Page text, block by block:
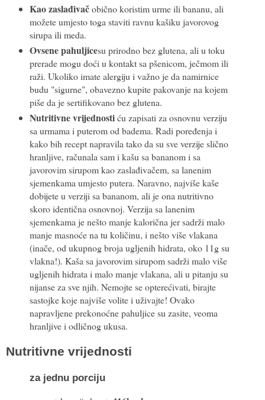
Kao zaslađivačobično koristim urme ili bananu, ali
možete umjesto toga staviti ravnu kašiku javorovog
sirupa ili meda.
Ovsene pahuljicesu prirodno bez glutena, ali u toku
prerade mogu doći u kontakt sa pšenicom, ječmom ili
raži. Ukoliko imate alergiju i važno je da namirnice
budu "sigurne", obavezno kupite pakovanje na kojem
piše da je sertifikovano bez glutena.
Nutritivne vrijednostiću zapisati za osnovnu verziju
sa urmama i puterom od badema. Radi poređenja i
kako bih recept napravila tako da su sve verzije slično
hranljive, računala sam i kašu sa bananom i sa
javorovim sirupom kao zaslađivačem, sa lanenim
sjemenkama umjesto putera. Naravno, najviše kaše
dobijete u verziji sa bananom, ali je ona nutritivno
skoro identična osnovnoj. Verzija sa lanenim
sjemenkama je nešto manje kalorična jer sadrži malo
manje masnoće na tu količinu, i nešto više vlakana
(inače, od ukupnog broja ugljenih hidrata, oko 11g su
vlakna!). Kaša sa javorovim sirupom sadrži malo više
ugljenih hidrata i malo manje vlakana, ali u pitanju su
nijanse za sve njih. Nemojte se opterećivati, birajte
sastojke koje najviše volite i uživajte! Ovako
napravljene prekonoćne pahuljice su zasite, veoma
hranljive i odličnog ukusa.
Nutritivne vrijednosti
za jednu porciju